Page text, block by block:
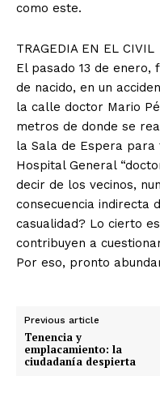
como este.
TRAGEDIA EN EL CIVIL
El pasado 13 de
de nacido, en un
la calle doctor Mario
metros de donde se
la Sala de Espera
Hospital General
decir de los vecinos,
consecuencia indirecta
casualidad? Lo cierto
contribuyen a
Por eso, pronto
Previous article
Tenencia y
emplacamiento: la
ciudadanía despierta